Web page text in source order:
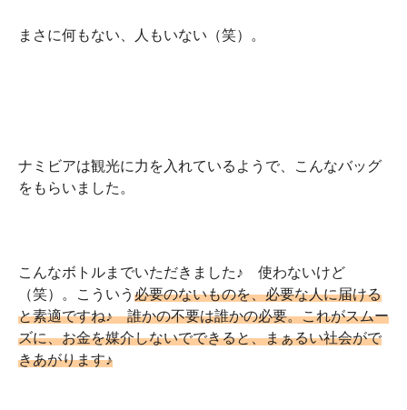
まさに何もない、人もいない（笑）。
ナミビアは観光に力を入れているようで、こんなバッグ
をもらいました。
こんなボトルまでいただきました♪ 使わないけど
（笑）。こういう 必要のないものを、必要な人に届ける
と素適ですね♪ 誰かの不要は誰かの必要。これがスムー
ズに、お金を媒介しないでできると、まぁるい社会がで
きあがります♪